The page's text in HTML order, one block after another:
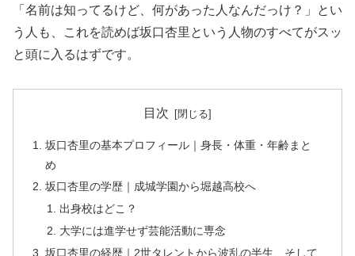
「名前は知ってるけど、何があった人なんだっけ？」とい
う人も、これを読めば坂口杏里という人物のすべてがスッ
と頭に入るはずです。
目次
坂口杏里の基本プロフィール｜身長・体重・年齢まと
め
坂口杏里の学歴｜成城学園から堀越高校へ
出身校はどこ？
大学には進学せず芸能活動に専念
坂口杏里の経歴｜2世タレントから波乱の半生、そして